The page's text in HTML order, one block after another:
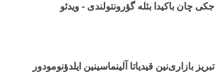
جکی چان باکیدا بئله گؤرونتولندی - ویدئو
تبریز بازاری‌نین قیدیاتا آلینماسینین ایلدؤنومودور